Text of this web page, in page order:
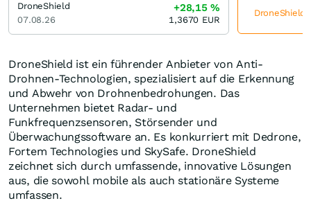
DroneShield ist ein führender Anbieter von Anti-
Drohnen-Technologien, spezialisiert auf die Erkennung
und Abwehr von Drohnenbedrohungen. Das
Unternehmen bietet Radar- und
Funkfrequenzsensoren, Störsender und
Überwachungssoftware an. Es konkurriert mit Dedrone,
Fortem Technologies und SkySafe. DroneShield
zeichnet sich durch umfassende, innovative Lösungen
aus, die sowohl mobile als auch stationäre Systeme
umfassen.
DroneShield
07.08.26
+28,15%
1,3670 EUR
DroneShield